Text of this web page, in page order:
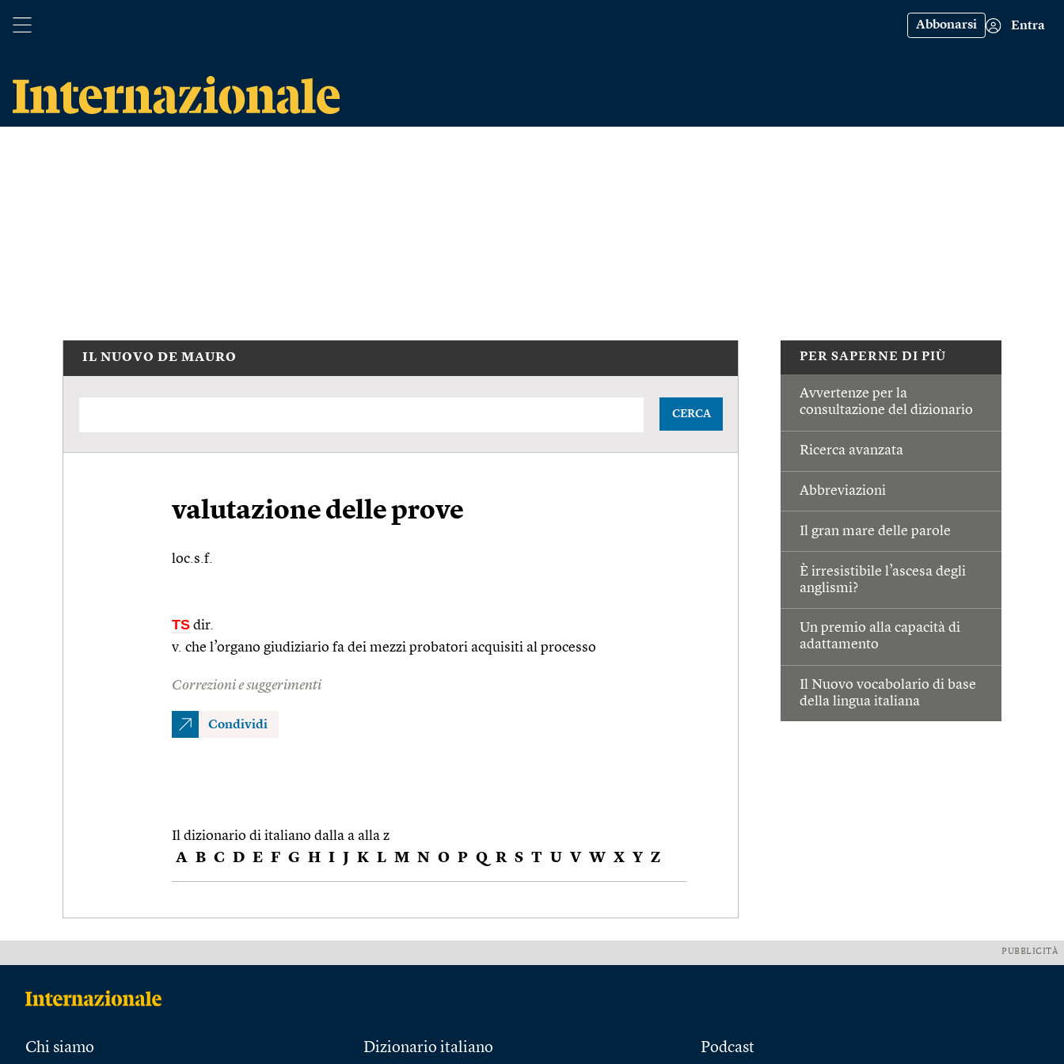
Abbonarsi Entra
PER SAPERNE DI PIÙ
Avvertenze per la
consultazione del dizionario
Ricerca avanzata
Abbreviazioni
Il gran mare delle parole
È irresistibile l’ascesa degli
anglismi?
Un premio alla capacità di
adattamento
Il Nuovo vocabolario di base
della lingua italiana
IL NUOVO DE MAURO
CERCA
valutazione delle prove
loc.s.f.
TS dir.
v. che l’organo giudiziario fa dei mezzi probatori acquisiti al processo
Correzioni e suggerimenti
Condividi
Il dizionario di italiano dalla a alla z
A B C D E F G H I J K L M N O P Q R S T U V W X Y Z
PUBBLICITÀ
Chi siamo Dizionario italiano Podcast